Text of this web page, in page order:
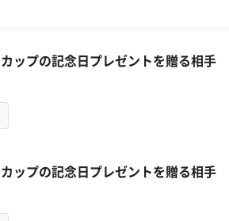
ップの記念日プレゼントを贈る相手
ップの記念日プレゼントを贈る相手